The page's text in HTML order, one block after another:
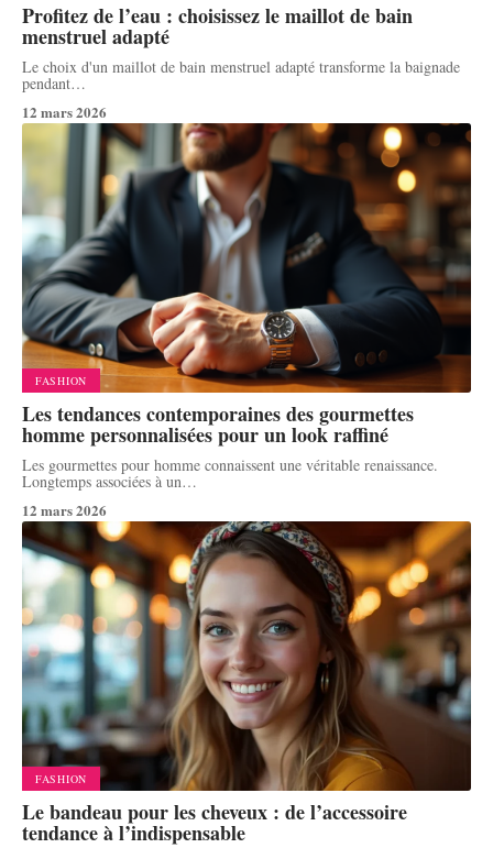
Profitez de l’eau : choisissez le maillot de bain
menstruel adapté
Le choix d'un maillot de bain menstruel adapté transforme la baignade
pendant…
12 mars 2026
FASHION
Les tendances contemporaines des gourmettes
homme personnalisées pour un look raffiné
Les gourmettes pour homme connaissent une véritable renaissance.
Longtemps associées à un…
12 mars 2026
FASHION
Le bandeau pour les cheveux : de l’accessoire
tendance à l’indispensable